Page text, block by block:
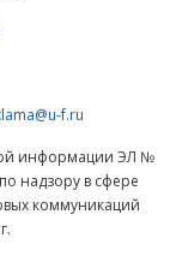
f.ru
информации ЭЛ №
надзору в сфере
коммуникаций